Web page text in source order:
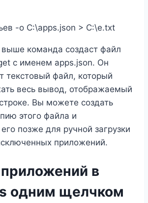
-o C:\apps.json > C:\e.txt
команда создаст файл
с именем apps.json. Он
текстовый файл, который
весь вывод, отображаемый
Вы можете создать
этого файла и
позже для ручной загрузки
приложений.
в
одним щелчком